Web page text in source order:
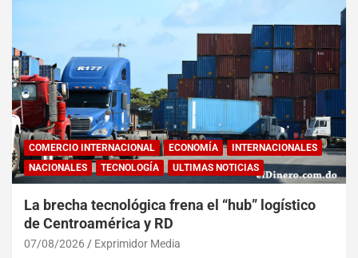
COMERCIO INTERNACIONAL ECONOMÍA
INTERNACIONALES
NACIONALES
TECNOLOGÍA ULTIMAS NOTICIAS
La brecha tecnológica frena el “hub” logístico
de Centroamérica y RD
07/08/2026 Exprimidor Media